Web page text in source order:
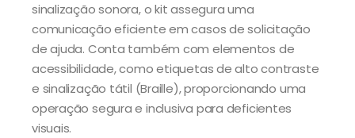
sinalização sonora, o kit assegura uma
comunicação eficiente em casos de solicitação
de ajuda. Conta também com elementos de
acessibilidade, como etiquetas de alto contraste
e sinalização tátil (Braille), proporcionando uma
operação segura e inclusiva para deficientes
visuais.